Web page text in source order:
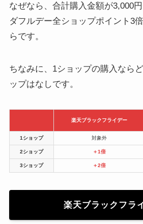
なぜなら、合計購入金額が3,000
ダフルデー全ショップポイント3
らです。
ちなみに、1ショップの購入なら
ップはなしです。
楽天ブラックフライデー
1ショップ 対象外
2ショップ ＋1倍
3ショップ ＋2倍
楽天ブラックフラ